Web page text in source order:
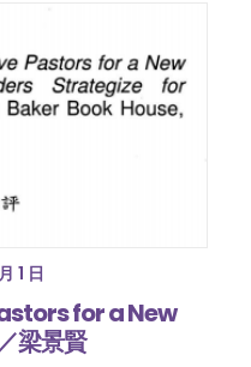
1 日
for a New
梁景賢